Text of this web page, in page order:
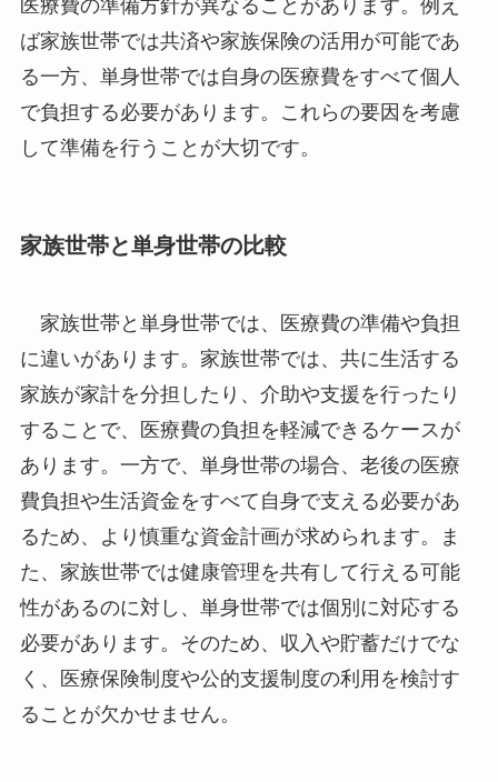
医療費の準備方針が異なることがあります。例え
ば家族世帯では共済や家族保険の活用が可能であ
る一方、単身世帯では自身の医療費をすべて個人
で負担する必要があります。これらの要因を考慮
して準備を行うことが大切です。
家族世帯と単身世帯の比較
家族世帯と単身世帯では、医療費の準備や負担
に違いがあります。家族世帯では、共に生活する
家族が家計を分担したり、介助や支援を行ったり
することで、医療費の負担を軽減できるケースが
あります。一方で、単身世帯の場合、老後の医療
費負担や生活資金をすべて自身で支える必要があ
るため、より慎重な資金計画が求められます。ま
た、家族世帯では健康管理を共有して行える可能
性があるのに対し、単身世帯では個別に対応する
必要があります。そのため、収入や貯蓄だけでな
く、医療保険制度や公的支援制度の利用を検討す
ることが欠かせません。